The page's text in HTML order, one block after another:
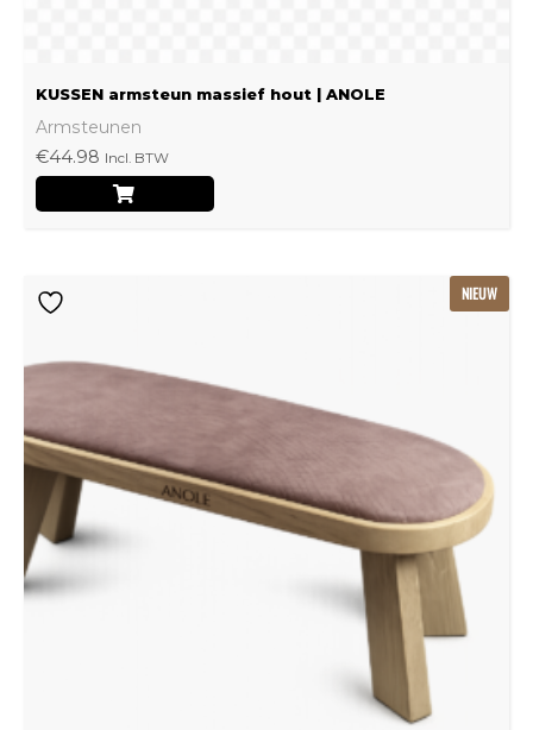
KUSSEN armsteun massief hout | ANOLE
Armsteunen
€44.98 Incl. BTW
NIEUW
meerdere
Deze
optie